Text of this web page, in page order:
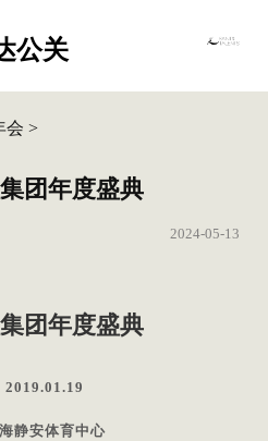
公关
会 >
团年度盛典
2024-05-13
团年度盛典
2019.01.19
静安体育中心